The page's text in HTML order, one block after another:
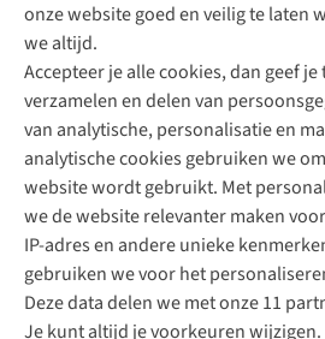
onze website goed en veilig te laten
we altijd.
Accepteer je alle cookies, dan geef
verzamelen en delen van
van analytische, personalisatie en
analytische cookies gebruiken we
website wordt gebruikt. Met
we de website relevanter maken
IP-adres en andere unieke
gebruiken we voor het
Deze data delen we met onze 11
Je kunt altijd je voorkeuren wijzigen.
Direct advies van een
+31 (0)85 888 50 88
+31 6 12 28 49 80
Contactformulier